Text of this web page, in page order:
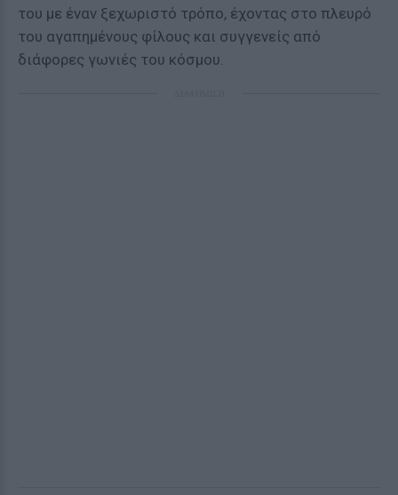
του με έναν ξεχωριστό τρόπο, έχοντας στο πλευρό
του αγαπημένους φίλους και συγγενείς από
διάφορες γωνιές του κόσμου.